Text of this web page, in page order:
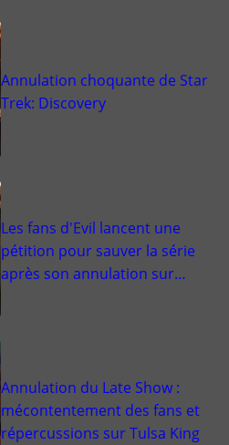
Annulation choquante de Star
Trek: Discovery
Les fans d'Evil lancent une
pétition pour sauver la série
après son annulation sur…
Annulation du Late Show :
mécontentement des fans et
répercussions sur Tulsa King